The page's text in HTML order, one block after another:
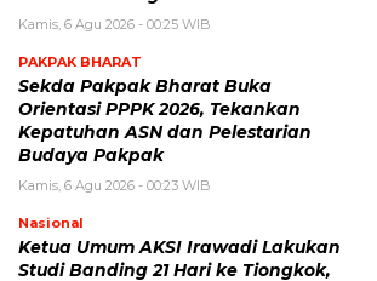
Kamis, 6 Agu 2026 - 00:25 WIB
PAKPAK BHARAT
Sekda Pakpak Bharat Buka
Orientasi PPPK 2026, Tekankan
Kepatuhan ASN dan Pelestarian
Budaya Pakpak
Kamis, 6 Agu 2026 - 00:23 WIB
Nasional
Ketua Umum AKSI Irawadi Lakukan
Studi Banding 21 Hari ke Tiongkok,